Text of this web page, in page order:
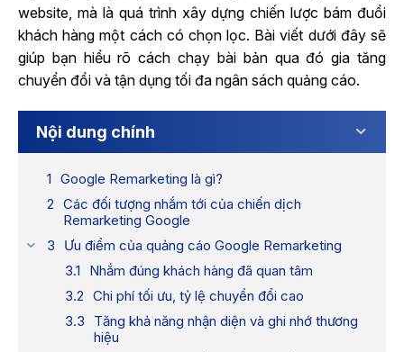
website, mà là quá trình xây dựng chiến lược bám đuổi
khách hàng một cách có chọn lọc. Bài viết dưới đây sẽ
giúp bạn hiểu rõ cách chạy bài bản qua đó gia tăng
chuyển đổi và tận dụng tối đa ngân sách quảng cáo.
Nội dung chính
Google Remarketing là gì?
Các đối tượng nhắm tới của chiến dịch
Remarketing Google
Ưu điểm của quảng cáo Google Remarketing
Nhắm đúng khách hàng đã quan tâm
Chi phí tối ưu, tỷ lệ chuyển đổi cao
Tăng khả năng nhận diện và ghi nhớ thương
hiệu